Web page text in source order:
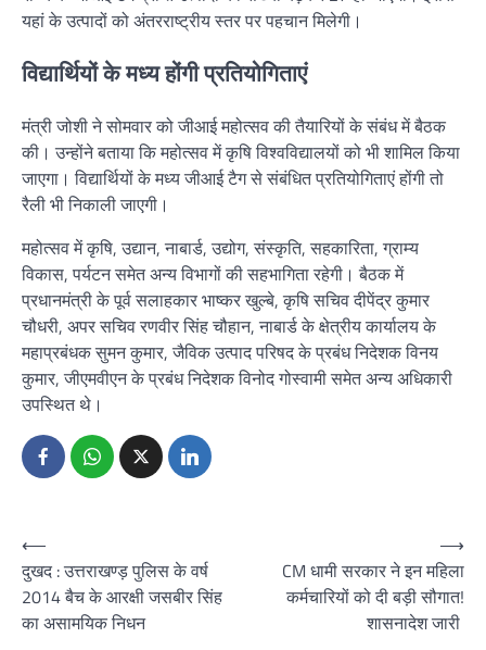
यहां के उत्पादों को अंतरराष्ट्रीय स्तर पर पहचान मिलेगी।
विद्यार्थियों के मध्य होंगी प्रतियोगिताएं
मंत्री जोशी ने सोमवार को जीआई महोत्सव की तैयारियों के संबंध में बैठक
की। उन्होंने बताया कि महोत्सव में कृषि विश्वविद्यालयों को भी शामिल किया
जाएगा। विद्यार्थियों के मध्य जीआई टैग से संबंधित प्रतियोगिताएं होंगी तो
रैली भी निकाली जाएगी।
महोत्सव में कृषि, उद्यान, नाबार्ड, उद्योग, संस्कृति, सहकारिता, ग्राम्य
विकास, पर्यटन समेत अन्य विभागों की सहभागिता रहेगी। बैठक में
प्रधानमंत्री के पूर्व सलाहकार भाष्कर खुल्बे, कृषि सचिव दीपेंद्र कुमार
चौधरी, अपर सचिव रणवीर सिंह चौहान, नाबार्ड के क्षेत्रीय कार्यालय के
महाप्रबंधक सुमन कुमार, जैविक उत्पाद परिषद के प्रबंध निदेशक विनय
कुमार, जीएमवीएन के प्रबंध निदेशक विनोद गोस्वामी समेत अन्य अधिकारी
उपस्थित थे।
Post
navigation
⟵
दुखद : उत्तराखण्ड़ पुलिस के वर्ष
2014 बैच के आरक्षी जसबीर सिंह
का असामयिक निधन
CM धामी सरकार ने इन महिला
कर्मचारियों को दी बड़ी सौगात!
शासनादेश जारी
⟶